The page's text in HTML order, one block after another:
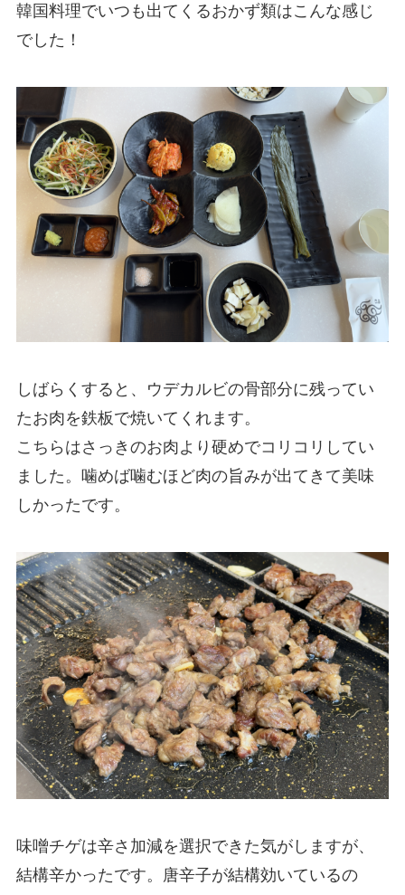
韓国料理でいつも出てくるおかず類はこんな感じ
でした！
しばらくすると、ウデカルビの骨部分に残ってい
たお肉を鉄板で焼いてくれます。
こちらはさっきのお肉より硬めでコリコリしてい
ました。噛めば噛むほど肉の旨みが出てきて美味
しかったです。
味噌チゲは辛さ加減を選択できた気がしますが、
結構辛かったです。唐辛子が結構効いているの